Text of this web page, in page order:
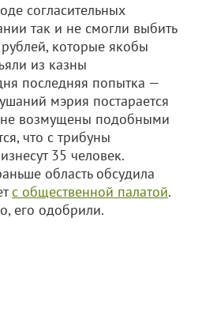
согласительных
так и не смогли выбить
которые якобы
из казны
последняя попытка —
мэрия постарается
возмущены подобными
что с трибуны
35 человек.
область обсудила
с общественной палатой.
его одобрили.